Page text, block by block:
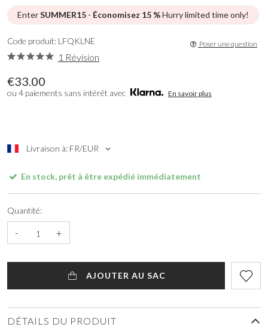
EnterSUMMER15 - Économisez 15 %Hurry limited time only!
€33.00
ou 4 paiements sans intérêt avec En savoir plus
Livraison à: FR/EUR
Code produit: LFQKLNE
1 Révision
Poser une question
En stock, prêt à être expédié immédiatement
Quantité:
- +
AJOUTER AU SAC
DÉTAILS DU PRODUIT